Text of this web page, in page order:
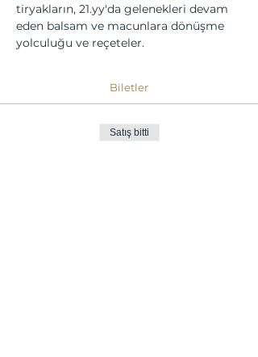
tiryakların, 21.yy'da gelenekleri devam
eden balsam ve macunlara dönüşme
yolculuğu ve reçeteler.
Biletler
Satış bitti